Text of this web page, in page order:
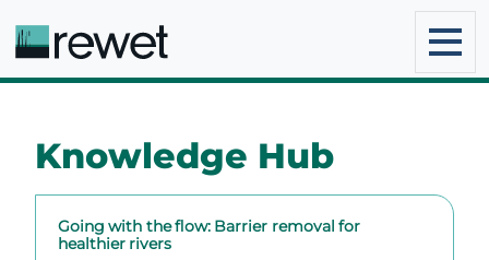
Knowledge Hub
Going with the flow: Barrier removal for
healthier rivers